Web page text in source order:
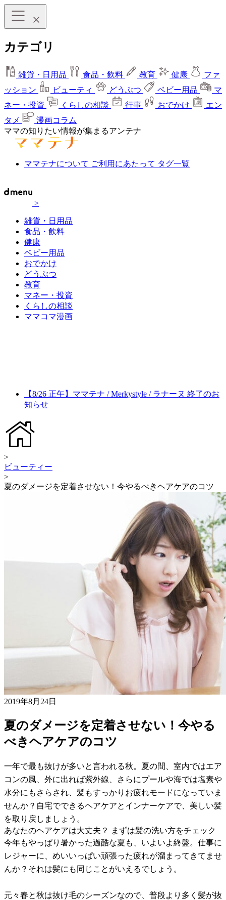
カテゴリ
雑貨・日用品 食品・飲料 教育 健康
ファ
ッション
ビューティ どうぶつ ベビー用品
マ
ネー・投資
くらしの相談 行事 おでかけ
エン
タメ
漫画コラム
ママの知りたい情報が集まるアンテナ
ママテナについて ご利用にあたって タグ一覧
>
雑貨・日用品
食品・飲料
健康
ベビー用品
おでかけ
どうぶつ
教育
マネー・投資
くらしの相談
ママコマ漫画
【8/26 正午】ママテナ / Merkystyle / ラナーヌ 終了のお
知らせ
>
ビューティー
>
夏のダメージを定着させない！今やるべきヘアケアのコツ
2019年8月24日
夏のダメージを定着させない！今やる
べきヘアケアのコツ
一年で最も抜けが多いと言われる秋。夏の間、室内ではエア
コンの風、外に出れば紫外線、さらにプールや海では塩素や
水分にもさらされ、髪もすっかりお疲れモードになっていま
せんか？自宅でできるヘアケアとインナーケアで、美しい髪
を取り戻しましょう。
あなたのヘアケアは大丈夫？ まずは髪の洗い方をチェック
今年もやっぱり暑かった過酷な夏も、いよいよ終盤。仕事に
レジャーに、めいいっぱい頑張った疲れが溜まってきてませ
んか？それは髪にも同じことがいえるでしょう。
元々春と秋は抜け毛のシーズンなので、普段より多く髪が抜